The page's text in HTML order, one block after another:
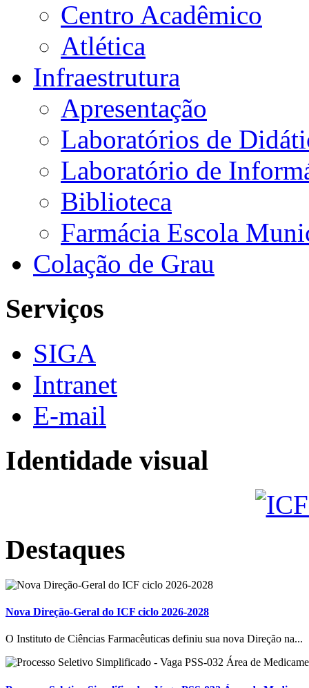
Centro Acadêmico
Atlética
Infraestrutura
Apresentação
Laboratórios de
Laboratório de
Biblioteca
Farmácia Escola
Colação de Grau
Serviços
SIGA
Intranet
E-mail
Identidade visual
Destaques
Nova Direção-Geral do ICF ciclo 2026-2028
O Instituto de Ciências Farmacêuticas definiu sua nova Direção na...